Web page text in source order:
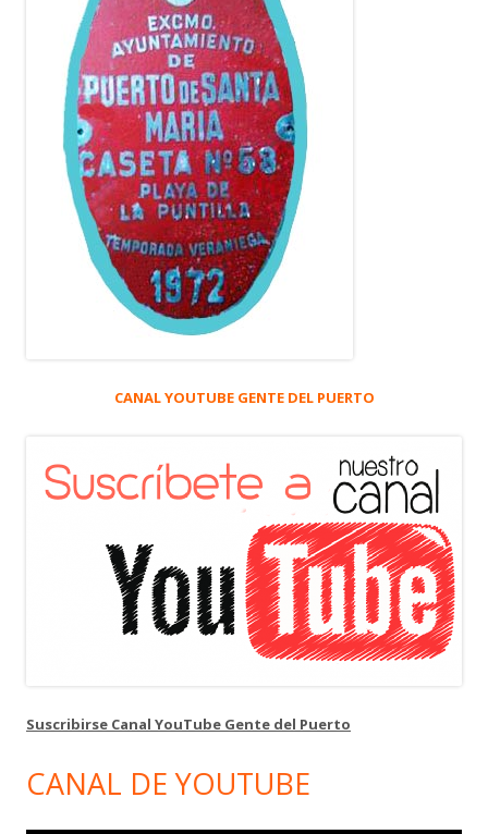
CANAL YOUTUBE GENTE DEL PUERTO
Suscribirse Canal YouTube Gente del Puerto
CANAL DE YOUTUBE